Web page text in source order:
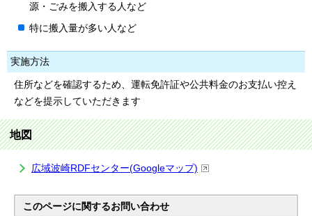
源・ごみを搬入する人など
特に搬入量が多い人など
実施方法
住所などを確認するため、運転免許証や公共料金のお支払い控え
などを提示していただきます
地図
広域波崎RDFセンター(Googleマップ)
このページに関するお問い合わせ